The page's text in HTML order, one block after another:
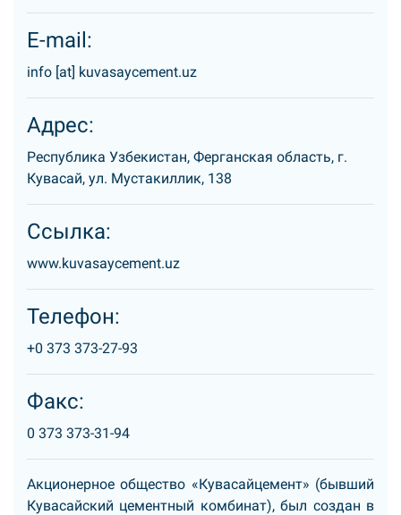
E-mail:
info [at] kuvasaycement.uz
Адрес:
Республика Узбекистан, Ферганская область, г.
Кувасай, ул. Мустакиллик, 138
Ссылка:
www.kuvasaycement.uz
Телефон:
+0 373 373-27-93
Факс:
0 373 373-31-94
Акционерное общество «Кувасайцемент» (бывший
Кувасайский цементный комбинат), был создан в